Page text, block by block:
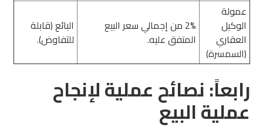
عمولة
الوكيل
العقاري
(السمسرة)
2% من إجمالي سعر البيع
المتفق عليه.
البائع (قابلة
للتفاوض).
رابعاً: نصائح عملية لإنجاح
عملية البيع